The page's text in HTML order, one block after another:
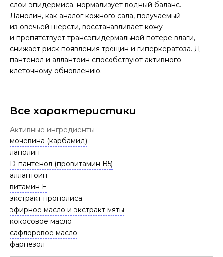
слои эпидермиса. нормализует водный баланс.
Ланолин, как аналог кожного сала, получаемый
из овечьей шерсти, восстанавливает кожу
и препятствует трансэпидермальной потере влаги,
снижает риск появления трещин и гиперкератоза. Д-
пантенол и аллантоин способствуют активного
клеточному обновлению.
Все характеристики
Активные ингредиенты
мочевина (карбамид)
ланолин
D-пантенол (провитамин B5)
аллантоин
витамин E
экстракт прополиса
эфирное масло и экстракт мяты
кокосовое масло
сафлоровое масло
фарнезол